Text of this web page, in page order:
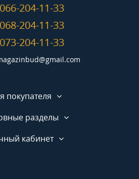
066-204-11-33
068-204-11-33
073-204-11-33
покупателя
разделы
кабинет